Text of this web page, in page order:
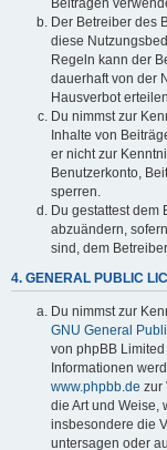
Der Betreiber des
diese
Regeln kann der
dauerhaft von der
Hausverbot erteilen.
Du nimmst zur
Inhalte von
er nicht zur
Benutzerkonto,
sperren.
Du gestattest dem
abzuändern,
sind, dem
4. GENERAL PUBLIC
Du nimmst zur
GNU General
von phpBB Limited
Informationen
www.phpbb.de zur
die Art und Weise,
insbesondere die
untersagen oder